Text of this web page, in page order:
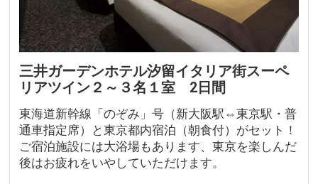
三井ガーデンホテル汐留イタリア街スーペ
リアツイン２～３名１室 2日間
東海道新幹線「のぞみ」号（新大阪駅⇔東京駅・普
通車指定席）と東京都内宿泊（朝食付）がセット！
ご宿泊施設には大浴場もあります、東京を楽しんだ
後はお疲れをいやしていただけます。